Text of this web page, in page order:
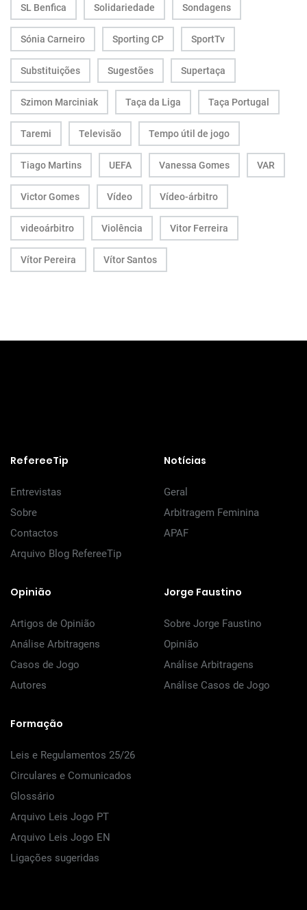
SL Benfica Solidariedade Sondagens
Sónia Carneiro Sporting CP SportTv
Substituições Sugestões Supertaça
Szimon Marciniak Taça da Liga Taça Portugal
Taremi Televisão Tempo útil de jogo
Tiago Martins UEFA Vanessa Gomes VAR
Victor Gomes Vídeo Vídeo-árbitro
videoárbitro Violência Vitor Ferreira
Vítor Pereira Vítor Santos
RefereeTip
Entrevistas
Sobre
Contactos
Arquivo Blog RefereeTip
Notícias
Geral
Arbitragem Feminina
APAF
Opinião
Artigos de Opinião
Análise Arbitragens
Casos de Jogo
Autores
Jorge Faustino
Sobre Jorge Faustino
Opinião
Análise Arbitragens
Análise Casos de Jogo
Formação
Leis e Regulamentos 25/26
Circulares e Comunicados
Glossário
Arquivo Leis Jogo PT
Arquivo Leis Jogo EN
Ligações sugeridas